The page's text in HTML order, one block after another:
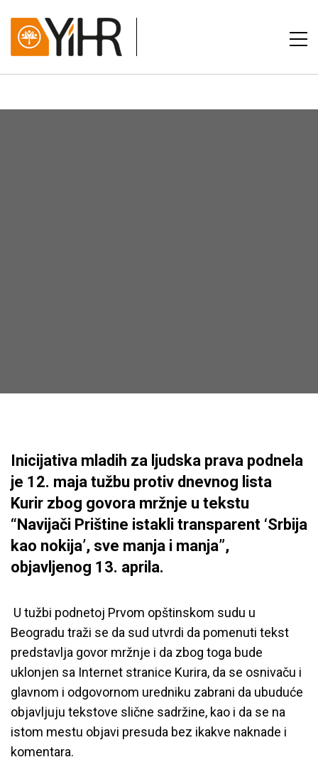
Inicijativa mladih za ljudska prava podnela
je 12. maja tužbu protiv dnevnog lista
Kurir zbog govora mržnje u tekstu
“Navijači Prištine istakli transparent ‘Srbija
kao nokija’, sve manja i manja”,
objavljenog 13. aprila.
U tužbi podnetoj Prvom opštinskom sudu u
Beogradu traži se da sud utvrdi da pomenuti tekst
predstavlja govor mržnje i da zbog toga bude
uklonjen sa Internet stranice Kurira, da se osnivaču i
glavnom i odgovornom uredniku zabrani da ubuduće
objavljuju tekstove slične sadržine, kao i da se na
istom mestu objavi presuda bez ikakve naknade i
komentara.